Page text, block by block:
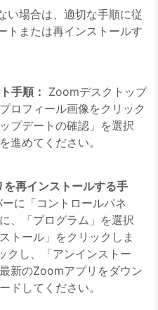
い場合は、適切な手順に従
トまたは再インストールす
手順： Zoomデスクトップ
ロフィール画像をクリック
プデートの確認」を選択
進めてください。
再インストールする手
に「コントロールパネ
、「プログラム」を選択
トール」をクリックしま
クし、「アンインストー
新のZoomアプリをダウン
ドしてください。